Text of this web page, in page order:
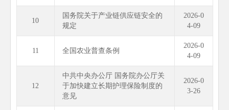
10
国务院关于产业链供应链安全的
规定
2026-0
4-09
11 全国农业普查条例
2026-0
4-09
12
中共中央办公厅 国务院办公厅关
于加快建立长期护理保险制度的
意见
2026-0
3-26